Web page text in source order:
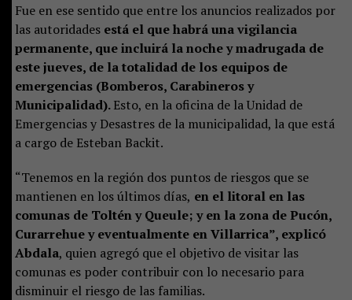
Fue en ese sentido que entre los anuncios realizados por
las autoridadesestá el que habrá una vigilancia
permanente, que incluirá la noche y madrugada de
este jueves, de la totalidad de los equipos de
emergencias (Bomberos, Carabineros y
Municipalidad).Esto, en la oficina de la Unidad de
Emergencias y Desastres de la municipalidad, la que está
a cargo de Esteban Backit.
“Tenemos en la región dos puntos de riesgos que se
mantienen en los últimos días, en el litoral en las
comunas de Toltén y Queule; y en la zona de Pucón,
Curarrehue y eventualmente en Villarrica”, explicó
Abdala, quien agregó que el objetivo de visitar las
comunas es poder contribuir con lo necesario para
disminuir el riesgo de las familias.